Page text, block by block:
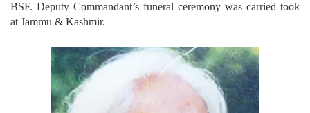
BSF. Deputy Commandant’s funeral ceremony was carried took
at Jammu & Kashmir.